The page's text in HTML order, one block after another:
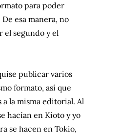
para poder
esa manera, no
el segundo y el
publicar varios
formato, así que
la misma editorial. Al
hacían en Kioto y yo
se hacen en Tokio,